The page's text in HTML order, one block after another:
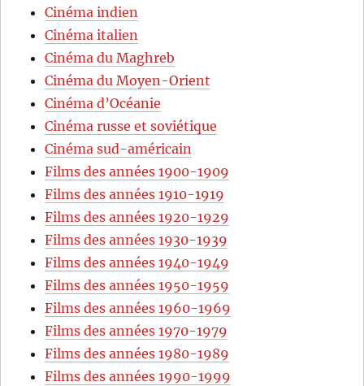
Cinéma indien
Cinéma italien
Cinéma du Maghreb
Cinéma du Moyen-Orient
Cinéma d’Océanie
Cinéma russe et soviétique
Cinéma sud-américain
Films des années 1900-1909
Films des années 1910-1919
Films des années 1920-1929
Films des années 1930-1939
Films des années 1940-1949
Films des années 1950-1959
Films des années 1960-1969
Films des années 1970-1979
Films des années 1980-1989
Films des années 1990-1999